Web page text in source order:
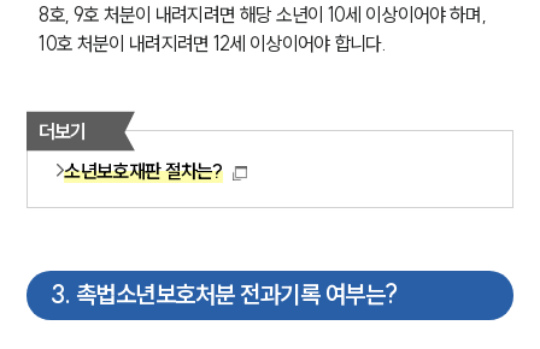
8호, 9호 처분이 내려지려면 해당 소년이 10세 이상이어야 하며,
10호 처분이 내려지려면 12세 이상이어야 합니다.
더보기
소년보호재판 절차는?
3. 촉법소년보호처분 전과기록 여부는?